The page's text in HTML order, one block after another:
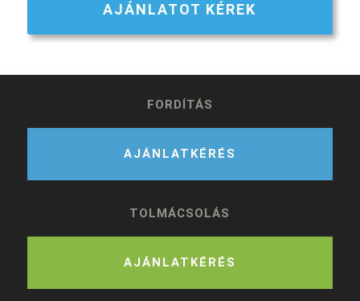
AJÁNLATOT KÉREK
FORDÍTÁS
AJÁNLATKÉRÉS
TOLMÁCSOLÁS
AJÁNLATKÉRÉS